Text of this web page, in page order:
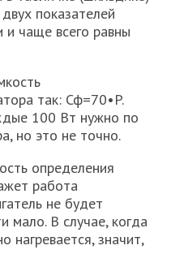
показателей
чаще всего равны
так: Сф=70•P.
100 Вт нужно по
но это не точно.
определения
работа
не будет
мало. В случае, когда
нагревается, значит,